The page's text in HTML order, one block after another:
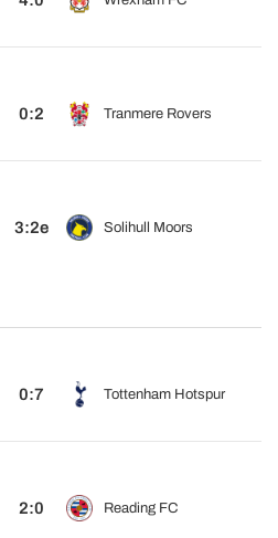
0:2 Tranmere Rovers
3:2e Solihull Moors
0:7 Tottenham Hotspur
2:0 Reading FC